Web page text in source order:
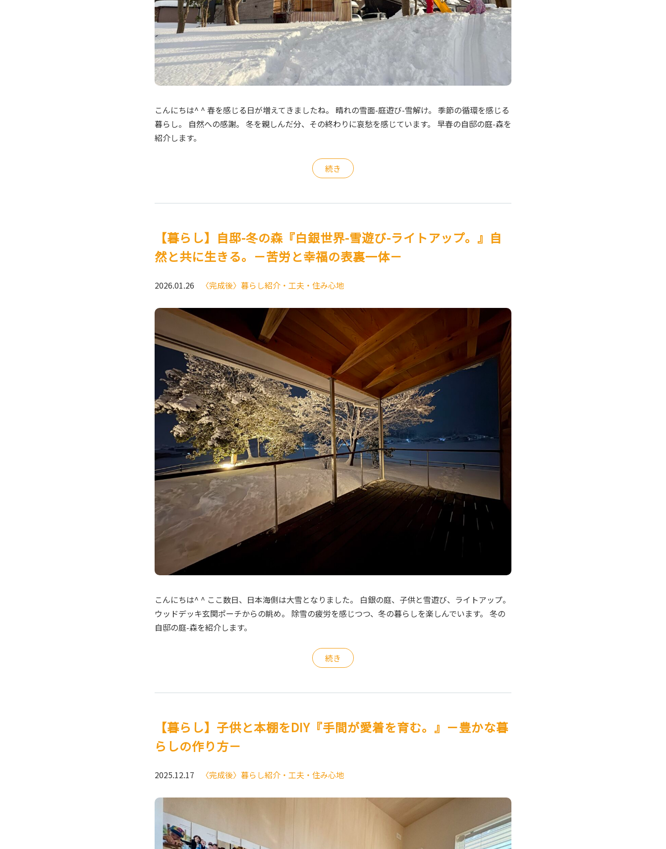
こんにちは^ ^ 春を感じる日が増えてきましたね。 晴れの雪面-庭遊び-雪解け。 季節の循環を感じる
暮らし。 自然への感謝。 冬を親しんだ分、その終わりに哀愁を感じています。 早春の自邸の庭-森を
紹介します。
続き
【暮らし】自邸-冬の森『白銀世界-雪遊び-ライトアップ。』自
然と共に生きる。－苦労と幸福の表裏一体－
2026.01.26 〈完成後〉暮らし紹介・工夫・住み心地
こんにちは^ ^ ここ数日、日本海側は大雪となりました。 白銀の庭、子供と雪遊び、ライトアップ。
ウッドデッキ玄関ポーチからの眺め。 除雪の疲労を感じつつ、冬の暮らしを楽しんでいます。 冬の
自邸の庭-森を紹介します。
続き
【暮らし】子供と本棚をDIY『手間が愛着を育む。』－豊かな暮
らしの作り方－
2025.12.17 〈完成後〉暮らし紹介・工夫・住み心地